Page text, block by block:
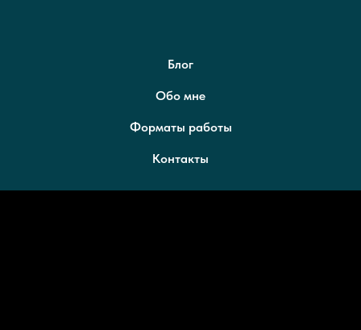
Блог
Обо мне
Форматы работы
Контакты